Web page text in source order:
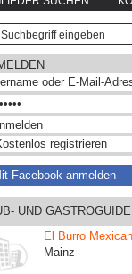
registrieren
Facebook anmelden
UND GASTROGUIDE
El Burro
Mainz